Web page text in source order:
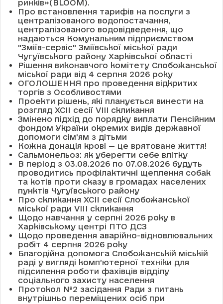
ринків»(BLOOM).
Про встановлення тарифів на послуги з
централізованого водопостачання,
централізованого водовідведення, що
надаються Комунальним підприємством
"Зміїв-сервіс" Зміївської міської ради
Чугуївського району Харківської області
Рішення виконавчого комітету Слобожанської
міської ради від 4 серпня 2026 року
ОГОЛОШЕННЯ про проведення відкритих
торгів з Особливостями
Проекти рішень, які планується винести на
розгляд XCII сесії VІІІ скликання
Змінено підхід до порядку виплати Пенсійним
фондом України окремих видів державної
допомоги сім'ям з дітьми
Кожна донація крові — це врятоване життя!
Сальмонельоз: як уберегти себе влітку
В період з 03.08.2026 по 07.08.2026 будуть
проводитись профілактичні щеплення собак
та котів проти сказу в громадах населених
пунктів Чугуївського району
Про скликання XCII сесії Слобожанської
міської ради VIII скликання
Щодо навчання у серпні 2026 року в
Харківському центрі ПТО ДСЗ
Щодо проведення аварійно-відновлювальних
робіт 4 серпня 2026 року
Благодійна допомога Слобожанській міській
раді у вигляді комп’ютерної техніки для
підсилення роботи фахівців відділу
соціального захисту населення
Протокол №2 засідання Ради з питань
внутрішньо переміщених осіб при